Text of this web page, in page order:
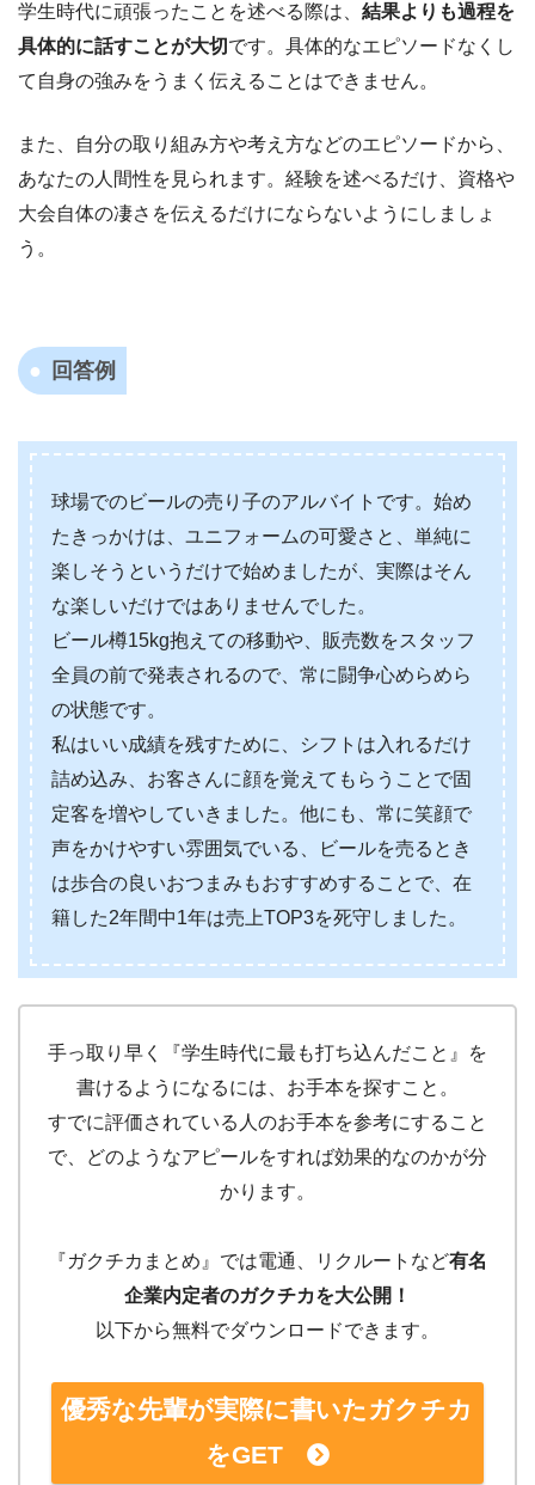
学生時代に頑張ったことを述べる際は、 結果よりも過程を
具体的に話すことが大切 です。具体的なエピソードなくし
て自身の強みをうまく伝えることはできません。
また、自分の取り組み方や考え方などのエピソードから、
あなたの人間性を見られます。経験を述べるだけ、資格や
大会自体の凄さを伝えるだけにならないようにしましょ
う。
回答例
球場でのビールの売り子のアルバイトです。始め
たきっかけは、ユニフォームの可愛さと、単純に
楽しそうというだけで始めましたが、実際はそん
な楽しいだけではありませんでした。
ビール樽15kg抱えての移動や、販売数をスタッフ
全員の前で発表されるので、常に闘争心めらめら
の状態です。
私はいい成績を残すために、シフトは入れるだけ
詰め込み、お客さんに顔を覚えてもらうことで固
定客を増やしていきました。他にも、常に笑顔で
声をかけやすい雰囲気でいる、ビールを売るとき
は歩合の良いおつまみもおすすめすることで、在
籍した2年間中1年は売上TOP3を死守しました。
手っ取り早く『学生時代に最も打ち込んだこと』を
書けるようになるには、お手本を探すこと。
すでに評価されている人のお手本を参考にすること
で、どのようなアピールをすれば効果的なのかが分
かります。
『ガクチカまとめ』では電通、リクルートなど有名
企業内定者のガクチカを大公開！
以下から無料でダウンロードできます。
優秀な先輩が実際に書いたガクチカ
をGET